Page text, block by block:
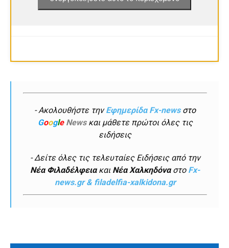
- Ακολουθήστε τηνΕφημερίδα Fx-newsστο
Google Newsκαι μάθετε πρώτοι όλες τις
ειδήσεις
- Δείτε όλες τις τελευταίες Ειδήσεις από την
Νέα Φιλαδέλφειακαι Νέα Χαλκηδόναστο Fx-
news.gr & filadelfia-xalkidona.gr